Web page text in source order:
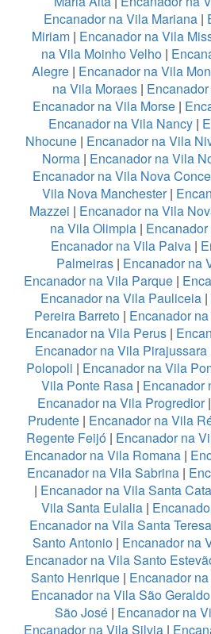
Encanador na Vila Mariana |
Miriam | Encanador na Vila
na Vila Moinho Velho |
Alegre| Encanador na Vila
na Vila Moraes|
Encanador na Vila Morse |
Encanador na Vila Nancy |
Nhocune| Encanador na Vila
Norma | Encanador na Vila
Encanador na Vila Nova
Vila Nova Manchester|
Mazzei | Encanador na Vila
na Vila Olimpia |
Encanador na Vila Paiva|
Palmeiras| Encanador na
Encanador na Vila Parque |
Encanador na Vila Pauliceia|
Pereira Barreto| Encanador
Encanador na Vila Perus|
Encanador na Vila Pirajussara
Polopoli | Encanador na Vila
Vila Ponte Rasa| Encanador
Encanador na Vila Progredior|
Prudente | Encanador na Vila
Regente Feijó | Encanador na
Encanador na Vila Romana|
Encanador na Vila Sabrina|
| Encanador na Vila Santa
Vila Santa Eulalia |
Encanador na Vila Santa Teresa
Santo Antonio | Encanador na
Encanador na Vila Santo
Santo Henrique | Encanador
Encanador na Vila São Geraldo
São José| Encanador na
Encanador na Vila Silvia |